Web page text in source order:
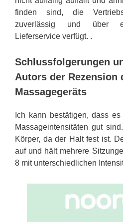
finden sind, die
zuverlässig und über
Lieferservice verfügt. .
Schlussfolgerungen
Autors der Rezension
Massagegeräts
Ich kann bestätigen, dass
Massageintensitäten gut
Körper, da der Halt fest ist.
auf und hält mehrere
8 mit unterschiedlichen